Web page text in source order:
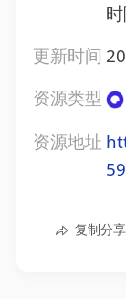
更新时间
资源类型
资源地址
复制分享